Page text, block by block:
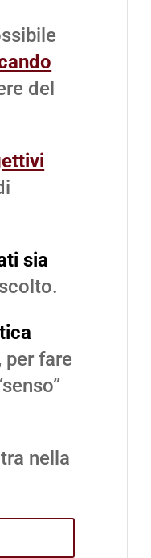
del
sia
per fare
nella